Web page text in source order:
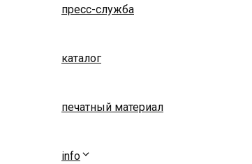
пресс-служба
каталог
печатный материал
info